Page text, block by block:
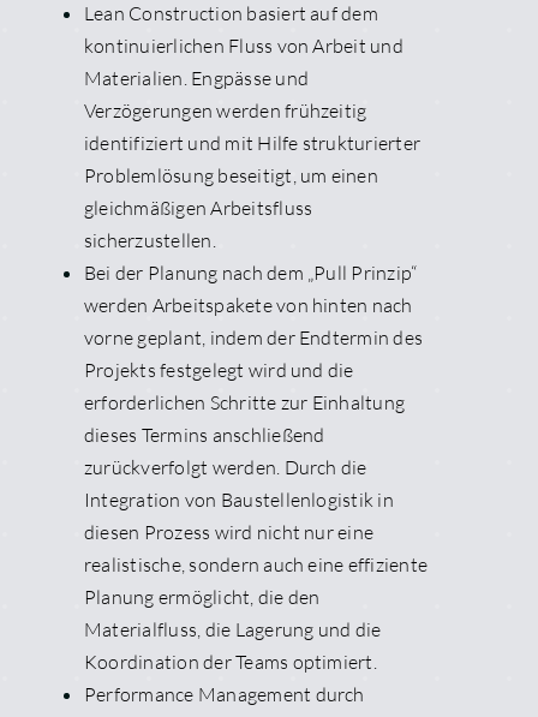
Lean Construction basiert auf dem
kontinuierlichen Fluss von Arbeit und
Materialien. Engpässe und
Verzögerungen werden frühzeitig
identifiziert und mit Hilfe strukturierter
Problemlösung beseitigt, um einen
gleichmäßigen Arbeitsfluss
sicherzustellen.
Bei der Planung nach dem „Pull Prinzip“
werden Arbeitspakete von hinten nach
vorne geplant, indem der Endtermin des
Projekts festgelegt wird und die
erforderlichen Schritte zur Einhaltung
dieses Termins anschließend
zurückverfolgt werden. Durch die
Integration von Baustellenlogistik in
diesen Prozess wird nicht nur eine
realistische, sondern auch eine effiziente
Planung ermöglicht, die den
Materialfluss, die Lagerung und die
Koordination der Teams optimiert.
Performance Management durch